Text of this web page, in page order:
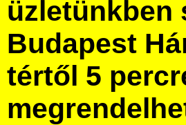
üzletünkben
Budapest
tértől 5